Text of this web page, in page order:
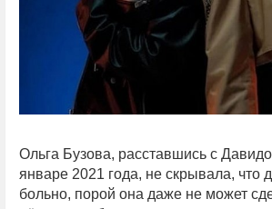
Ольга Бузова, расставшись с
январе 2021 года, не скрывала, что
больно, порой она даже не может